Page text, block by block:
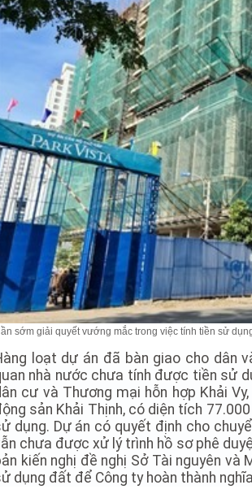
sớm giải quyết vướng mắc trong việc tính tiền sử
loạt dự án đã bàn giao cho dân
nhà nước chưa tính được tiền sử
cư và Thương mại hỗn hợp Khải
sản Khải Thịnh, có diện tích
dụng. Dự án có quyết định cho
chưa được xử lý trình hồ sơ phê
kiến nghị đề nghị Sở Tài nguyên
dụng đất để Công ty hoàn thành